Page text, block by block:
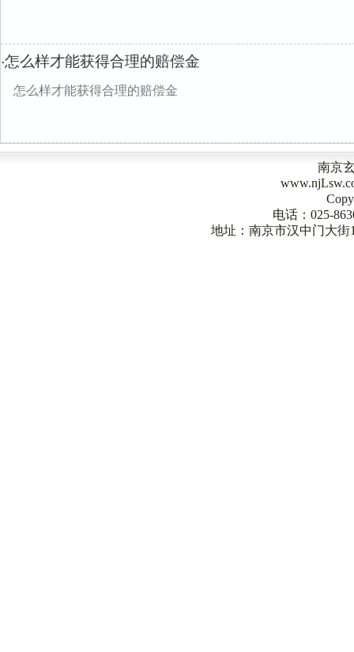
·怎么样才能获得合理的赔偿金
怎么样才能获得合理的赔偿金
南京
电话：025-
地址：南京市汉中门大